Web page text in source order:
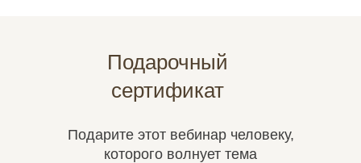
Подарочный
сертификат
Подарите этот вебинар человеку,
которого волнует тема